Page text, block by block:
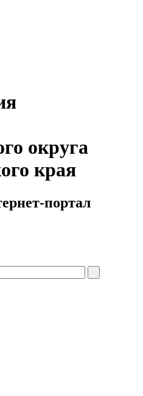
округа
края
портал